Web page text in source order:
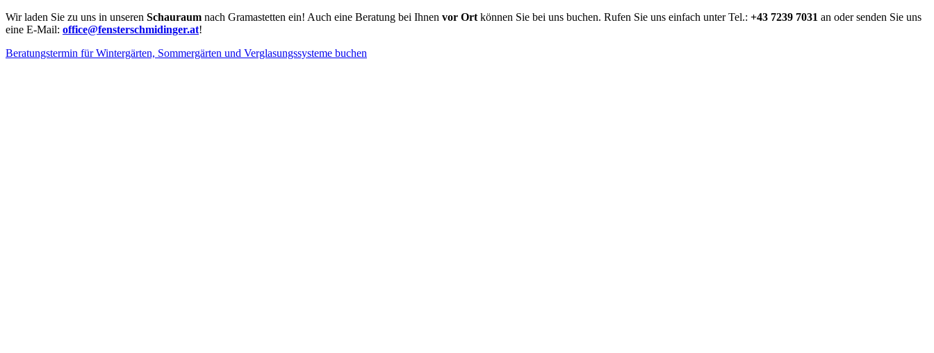
Wir laden Sie zu uns in unseren Schauraum nach Gramastetten ein! Auch eine Beratung bei Ihnen vor Ort können Sie bei uns buchen. Rufen Sie uns einfach unter Tel.: +43 7239 7031 an oder senden Sie uns
eine E-Mail: office@fensterschmidinger.at!
Beratungstermin für Wintergärten, Sommergärten und Verglasungssysteme buchen